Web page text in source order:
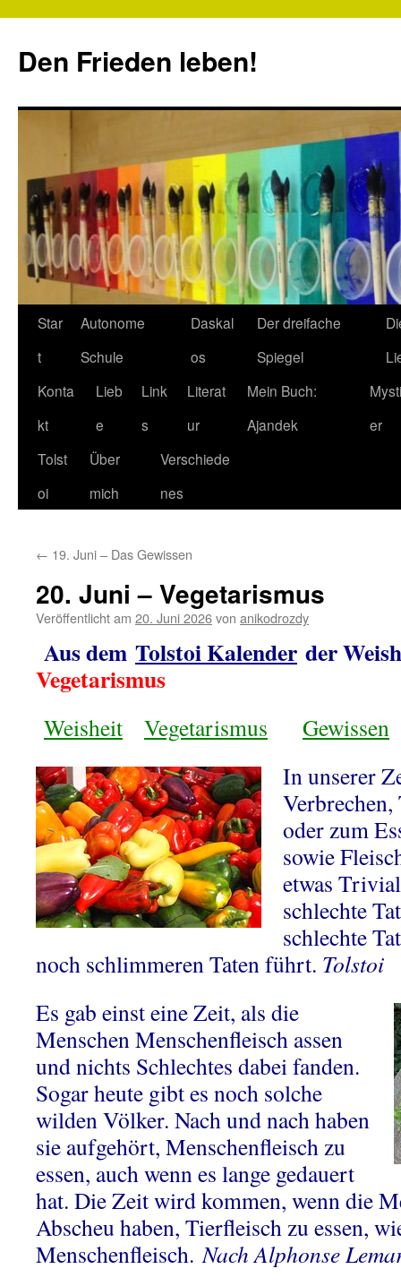
springen
Den Frieden leben!
Star
t
Autonome
Schule
Daskal
os
Der dreifache
Spiegel
Konta
kt
Lieb
e
Link
s
Literat
ur
Mein Buch:
Ajandek
er
Tolst
oi
Über
mich
Verschiede
nes
← 19. Juni – Das Gewissen
20. Juni – Vegetarismus
Veröffentlicht am 20. Juni 2026von anikodrozdy
Aus dem Tolstoi Kalender der
Vegetarismus
Weisheit Vegetarismus
Gewissen
In unserer
oder zum
sowie
etwas
schlechte
schlechte
noch schlimmeren Taten führt. Tolstoi
Es gab einst eine Zeit, als die
Menschen Menschenfleisch assen
und nichts Schlechtes dabei fanden.
Sogar heute gibt es noch solche
wilden Völker. Nach und nach haben
sie aufgehört, Menschenfleisch zu
essen, auch wenn es lange gedauert
hat. Die Zeit wird kommen, wenn die
Abscheu haben, Tierfleisch zu essen,
Menschenfleisch.Nach Alphonse